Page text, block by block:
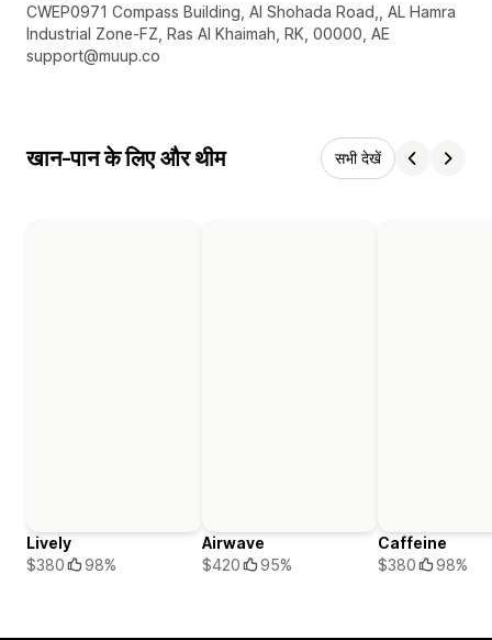
डिज़ाइनर के संपर्क की जानकारी
CWEP0971 Compass Building, Al Shohada Road,, AL Hamra
Industrial Zone-FZ, Ras Al Khaimah, RK, 00000, AE
support@muup.co
खान-पान के लिए और थीम सभी देखें
Lively
$380
98%
Airwave
$420
95%
Caffeine
$380
98%